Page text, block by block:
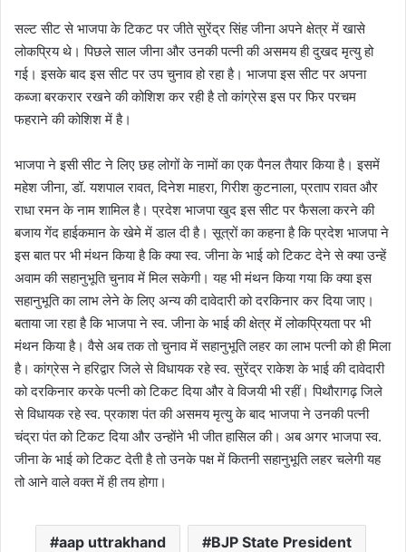
सल्ट सीट से भाजपा के टिकट पर जीते सुरेंद्र सिंह जीना अपने क्षेत्र में खासे
लोकप्रिय थे। पिछले साल जीना और उनकी पत्नी की असमय ही दुखद मृत्यु हो
गई। इसके बाद इस सीट पर उप चुनाव हो रहा है। भाजपा इस सीट पर अपना
कब्जा बरकरार रखने की कोशिश कर रही है तो कांग्रेस इस पर फिर परचम
फहराने की कोशिश में है।
भाजपा ने इसी सीट ने लिए छह लोगों के नामों का एक पैनल तैयार किया है। इसमें
महेश जीना, डॉ. यशपाल रावत, दिनेश माहरा, गिरीश कुटनाला, प्रताप रावत और
राधा रमन के नाम शामिल है। प्रदेश भाजपा खुद इस सीट पर फैसला करने की
बजाय गेंद हाईकमान के खेमे में डाल दी है। सूत्रों का कहना है कि प्रदेश भाजपा ने
इस बात पर भी मंथन किया है कि क्या स्व. जीना के भाई को टिकट देने से क्या उन्हें
अवाम की सहानुभूति चुनाव में मिल सकेगी। यह भी मंथन किया गया कि क्या इस
सहानुभूति का लाभ लेने के लिए अन्य की दावेदारी को दरकिनार कर दिया जाए।
बताया जा रहा है कि भाजपा ने स्व. जीना के भाई की क्षेत्र में लोकप्रियता पर भी
मंथन किया है। वैसे अब तक तो चुनाव में सहानुभूति लहर का लाभ पत्नी को ही मिला
है। कांग्रेस ने हरिद्वार जिले से विधायक रहे स्व. सुरेंद्र राकेश के भाई की दावेदारी
को दरकिनार करके पत्नी को टिकट दिया और वे विजयी भी रहीं। पिथौरागढ़ जिले
से विधायक रहे स्व. प्रकाश पंत की असमय मृत्यु के बाद भाजपा ने उनकी पत्नी
चंद्रा पंत को टिकट दिया और उन्होंने भी जीत हासिल की। अब अगर भाजपा स्व.
जीना के भाई को टिकट देती है तो उनके पक्ष में कितनी सहानुभूति लहर चलेगी यह
तो आने वाले वक्त में ही तय होगा।
aap uttrakhand BJP State President